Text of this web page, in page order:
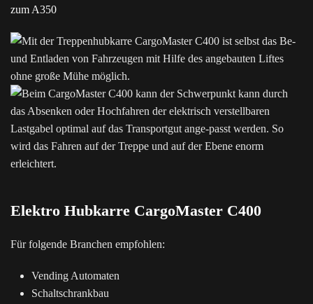
zum A350
Elektro Hubkarre CargoMaster C400
Für folgende Branchen empfohlen:
Vending Automaten
Schaltschrankbau